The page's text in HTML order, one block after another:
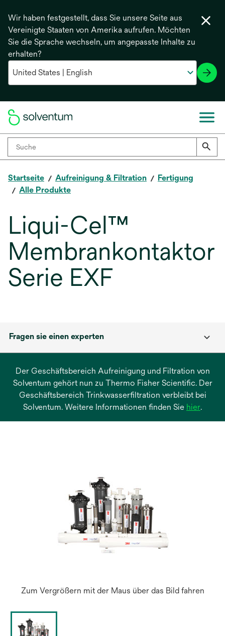
Wir haben festgestellt, dass Sie unsere Seite aus
Vereinigte Staaten von Amerika aufrufen. Möchten
Sie die Sprache wechseln, um angepasste Inhalte zu
erhalten?
Startseite Aufreinigung & Filtration
Fertigung
Alle Produkte
Liqui-Cel™
Membrankontaktor
Serie EXF
Fragen sie einen experten
Der Geschäftsbereich Aufreinigung und Filtration von
Solventum gehört nun zu Thermo Fisher Scientific. Der
Geschäftsbereich Trinkwasserfiltration verbleibt bei
Solventum. Weitere Informationen finden Sie hierwird
.
Zum Vergrößern mit der Maus über das Bild fahren